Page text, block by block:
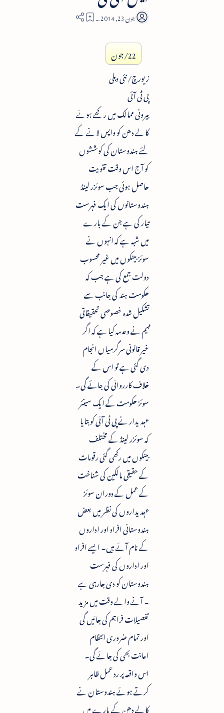
2
22/جون
زیورچ/ نئی دہلی
پی ٹی آئی
بیرونی ممالک میں رکھے ہوئے
کالے دھن کو واپس لانے کے
لئے ہندوستان کی کوششوں
کو آج اس وقت تقویت
حاصل ہوئی جب سوئزر لینڈ
ہندوستانوں کی ایک فہرست
تیار کی ہے جن کے بارے
میں شبہ ہے کہ انہوں نے
سوئز بینکوں میں غیر محسوب
دولت جمع کی ہے جب کہ
حکومت ہند کی جانب سے
تشکیل شدہ خصوصی تحقیقاتی
ٹیم نے وعدمہ کیا ہے کہ اگر
غیر قانونی سرگرمیاں انجام
دی گئی ہے تو اس کے
خلاف کارروائی کی جائے گی۔
سوئز حکومت کے ایک سینئر
عہدیدار نے پی ٹی آئی کو بتایا
کہ سوئزر لینڈ کے مختلف
بینکوں میں رکھی گئی رقومات
کے حقیقی مالکین کی شناخت
کے عمل کے دوران سوئز
عہدیداروں کی نظر میں بعض
ہندوستانی افراد اور اداروں
کے نام آئے ہیں۔ ایسے افراد
اور اداروں کی فہرست
ہندوستان کو دی جارہی ہے
۔ آنے والے وقت میں مزید
تفصیلات فراہم کی جائیں گی
اور تمام ضروری انتظام
اعانت بھی کی جائے گی۔
اس واقعہ پر رد عمل ظاہر
کرتے ہوئے ہندوستان نے
کالے دھن کے بارے میں